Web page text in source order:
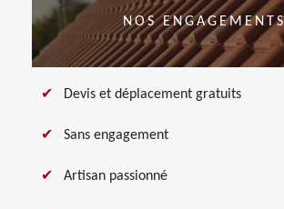
NOS ENGAGEMENTS
Devis et déplacement gratuits
Sans engagement
Artisan passionné